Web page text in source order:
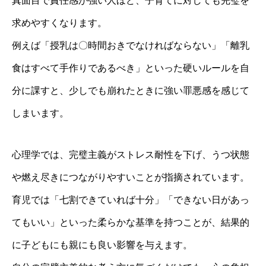
求めやすくなります。
例えば「授乳は〇時間おきでなければならない」「離乳
食はすべて手作りであるべき」といった硬いルールを自
分に課すと、少しでも崩れたときに強い罪悪感を感じて
しまいます。
心理学では、完璧主義がストレス耐性を下げ、うつ状態
や燃え尽きにつながりやすいことが指摘されています。
育児では「七割できていれば十分」「できない日があっ
てもいい」といった柔らかな基準を持つことが、結果的
に子どもにも親にも良い影響を与えます。